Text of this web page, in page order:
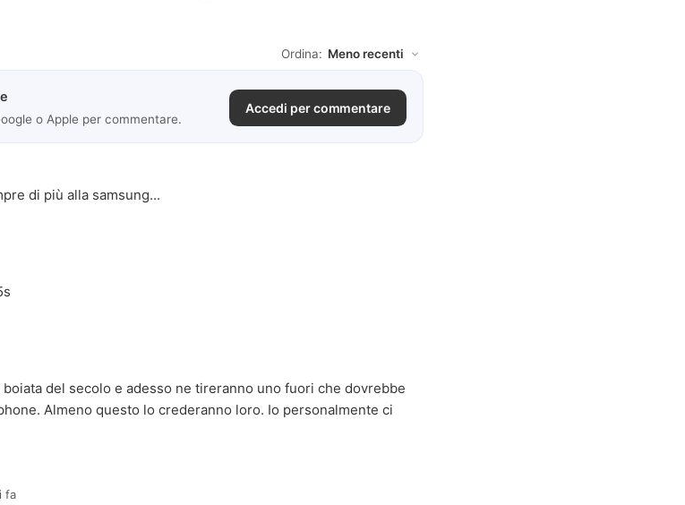
Ordina:
o Apple per commentare.
Accedi per commentare
di più alla samsung...
del secolo e adesso ne tireranno uno fuori che dovrebbe
Almeno questo lo crederanno loro. Io personalmente ci
fa